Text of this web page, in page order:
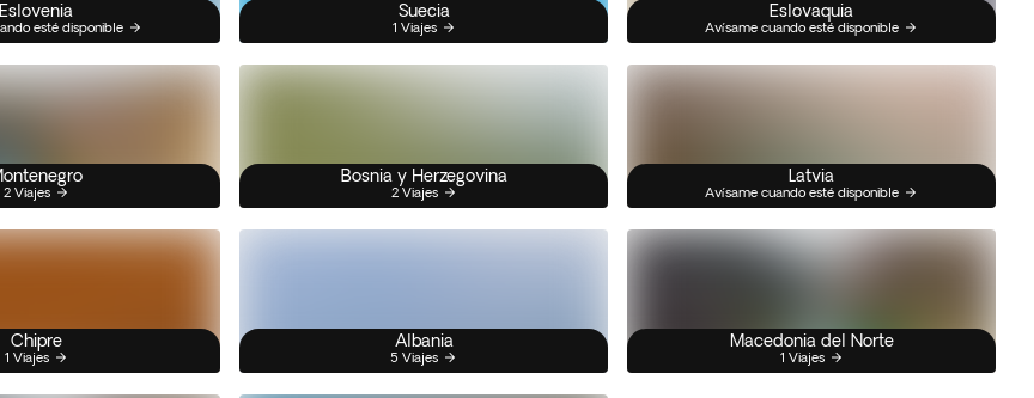
Eslovenia
esté disponible
Suecia
1 Viajes
Eslovaquia
Avísame cuando esté disponible
2 Viajes
Bosnia y Herzegovina
2 Viajes
Latvia
Avísame cuando esté disponible
Chipre
1 Viajes
Albania
5 Viajes
Macedonia del Norte
1 Viajes